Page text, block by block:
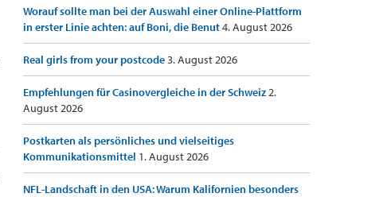
Worauf sollte man bei der Auswahl einer Online-Plattform
in erster Linie achten: auf Boni, die Benut4. August 2026
Real girls from your postcode3. August 2026
Empfehlungen für Casinovergleiche in der Schweiz2.
August 2026
Postkarten als persönliches und vielseitiges
Kommunikationsmittel 1. August 2026
NFL-Landschaft in den USA: Warum Kalifornien besonders